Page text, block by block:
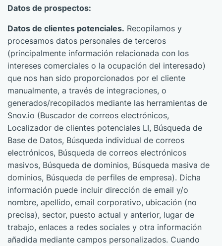
Datos de prospectos:
Datos de clientes potenciales. Recopilamos y
procesamos datos personales de terceros
(principalmente información relacionada con los
intereses comerciales o la ocupación del interesado)
que nos han sido proporcionados por el cliente
manualmente, a través de integraciones, o
generados/recopilados mediante las herramientas de
Snov.io (Buscador de correos electrónicos,
Localizador de clientes potenciales LI, Búsqueda de
Base de Datos, Búsqueda individual de correos
electrónicos, Búsqueda de correos electrónicos
masivos, Búsqueda de dominios, Búsqueda masiva de
dominios, Búsqueda de perfiles de empresa). Dicha
información puede incluir dirección de email y/o
nombre, apellido, email corporativo, ubicación (no
precisa), sector, puesto actual y anterior, lugar de
trabajo, enlaces a redes sociales y otra información
añadida mediante campos personalizados. Cuando